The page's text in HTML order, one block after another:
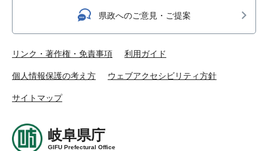
県政へのご意見・ご提案
リンク・著作権・免責事項 利用ガイド
個人情報保護の考え方 ウェブアクセシビリティ方針
サイトマップ
岐阜県庁
GIFU Prefectural Office